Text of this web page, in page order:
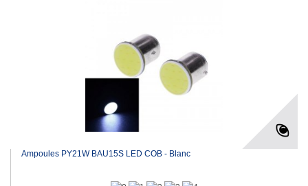
Ampoules PY21W BAU15S LED COB - Blanc